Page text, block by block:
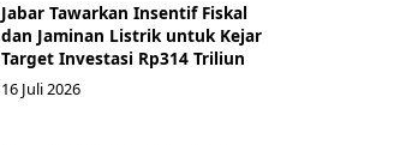
Jabar Tawarkan Insentif Fiskal
dan Jaminan Listrik untuk Kejar
Target Investasi Rp314 Triliun
16 Juli 2026